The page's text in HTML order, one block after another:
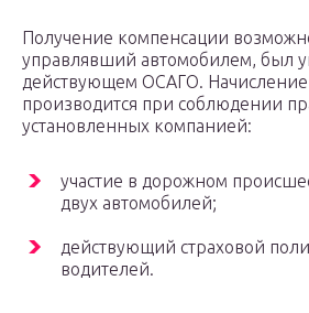
Получение компенсации
управлявший автомобилем, был
действующем ОСАГО.
производится при соблюдении
установленных компанией:
участие в дорожном
двух автомобилей;
действующий страховой
водителей.